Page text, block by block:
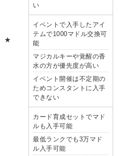
★
い
イベントで入手したアイ
テムで1000マドル交換可
能
マジカルキーや覚醒の香
水の方が優先度が高い
イベント開催は不定期の
ためコンスタントに入手
できない
カード育成セットでマド
ルも入手可能
最低ランクでも3万マド
ル入手可能